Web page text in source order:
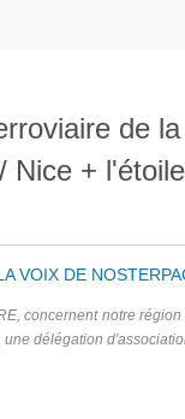
de
Nice +
VOIX DE
concernent notre
délégation